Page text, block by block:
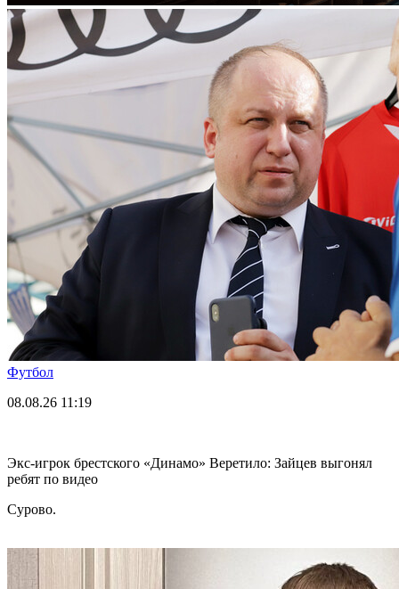
Футбол
08.08.26 11:19
Экс-игрок брестского «Динамо» Веретило: Зайцев выгонял
ребят по видео
Сурово.